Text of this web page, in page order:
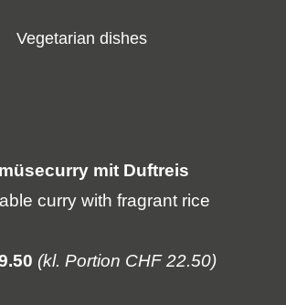
Vegetarian dishes
mit Duftreis
curry with fragrant rice
(kl. Portion CHF 22.50)